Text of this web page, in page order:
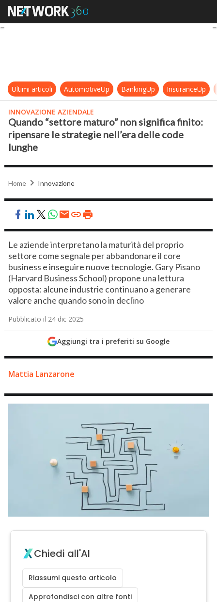
Quando “settore maturo” non
Ultimi articoli AutomotiveUp BankingUp InsuranceUp
INNOVAZIONE AZIENDALE
Quando “settore maturo” non significa finito:
ripensare le strategie nell’era delle code
lunghe
Home Innovazione
Le aziende interpretano la maturità del proprio
settore come segnale per abbandonare il core
business e inseguire nuove tecnologie. Gary Pisano
(Harvard Business School) propone una lettura
opposta: alcune industrie continuano a generare
valore anche quando sono in declino
Pubblicato il 24 dic 2025
Aggiungi tra i preferiti su Google
Mattia Lanzarone
Chiedi all'AI
Riassumi questo articolo
Approfondisci con altre fonti